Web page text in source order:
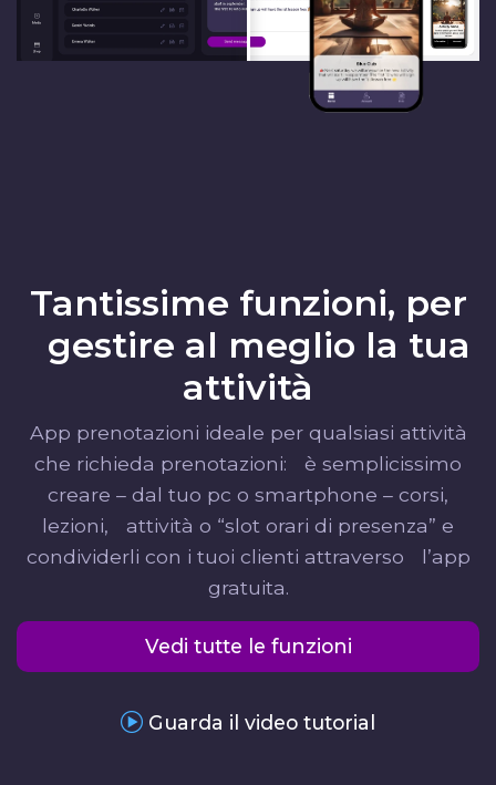
Tantissime funzioni, per
gestire al meglio la tua
attività
App prenotazioni ideale per qualsiasi attività
che richieda prenotazioni: è semplicissimo
creare – dal tuo pc o smartphone – corsi,
lezioni, attività o “slot orari di presenza” e
condividerli con i tuoi clienti attraverso l’app
gratuita.
Vedi tutte le funzioni
Guarda il video tutorial